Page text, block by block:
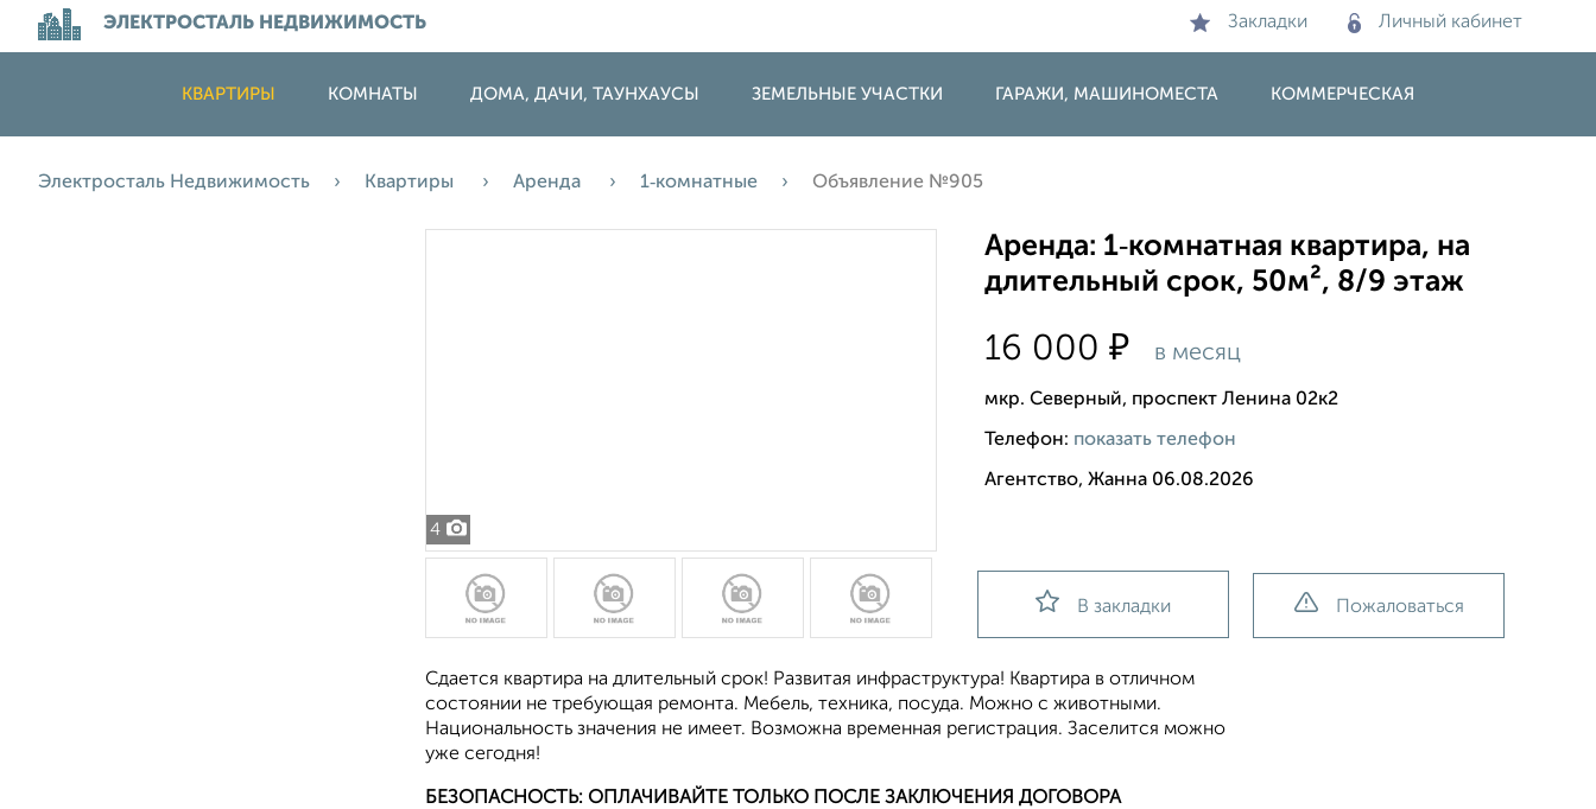
ЭЛЕКТРОСТАЛЬ НЕДВИЖИМОСТЬ Закладки Личный кабинет
КВАРТИРЫ КОМНАТЫ ДОМА, ДАЧИ, ТАУНХАУСЫ ЗЕМЕЛЬНЫЕ УЧАСТКИ ГАРАЖИ, МАШИНОМЕСТА КОММЕРЧЕСКАЯ
Электросталь Недвижимость Квартиры Аренда 1‑комнатные Объявление №905
4
Аренда: 1‑комнатная квартира, на
длительный срок, 50м², 8/9 этаж
16 000₽ в месяц
мкр. Северный, проспект Ленина 02к2
Телефон: показать телефон
Агентство, Жанна 06.08.2026
В закладки Пожаловаться
Сдается квартира на длительный срок! Развитая инфраструктура! Квартира в отличном
состоянии не требующая ремонта. Мебель, техника, посуда. Можно с животными.
Национальность значения не имеет. Возможна временная регистрация. Заселится можно
уже сегодня!
БЕЗОПАСНОСТЬ: ОПЛАЧИВАЙТЕ ТОЛЬКО ПОСЛЕ ЗАКЛЮЧЕНИЯ ДОГОВОРА